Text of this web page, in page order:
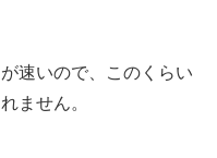
速いので、このくらい
ません。